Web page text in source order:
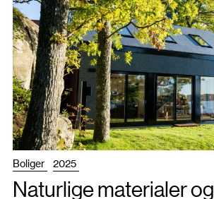
Boliger 2025
Naturlige materialer og